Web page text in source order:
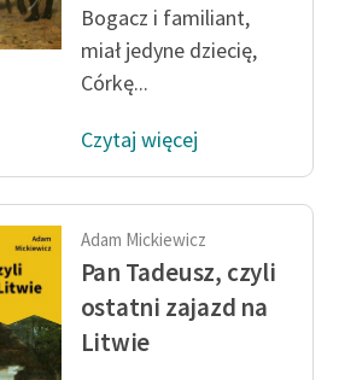
Bogacz i familiant,
miał jedyne dziecię,
Córkę...
Czytaj więcej
Adam Mickiewicz
Pan Tadeusz, czyli
ostatni zajazd na
Litwie